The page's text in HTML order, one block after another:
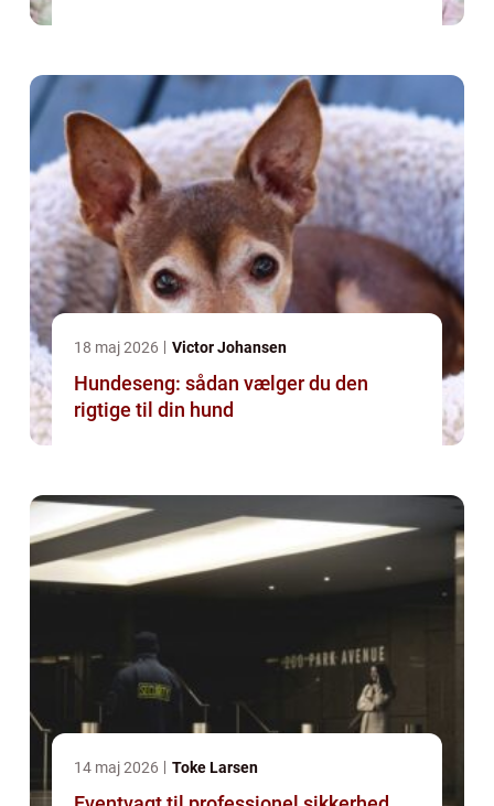
18 maj 2026 Victor Johansen
Hundeseng: sådan vælger du den
rigtige til din hund
14 maj 2026 Toke Larsen